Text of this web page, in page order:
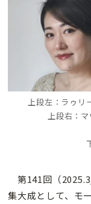
上段左：ラゥ
上段右：
第141回（
集大成として、モ